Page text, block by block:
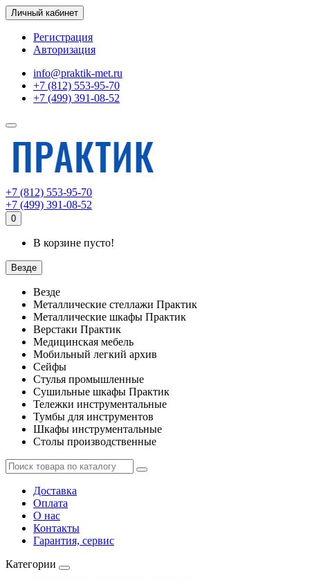
Личный кабинет
Регистрация
Авторизация
info@praktik-met.ru
+7 (812) 553-95-70
+7 (499) 391-08-52
+7 (812) 553-95-70
+7 (499) 391-08-52
0
В корзине пусто!
Везде
Везде
Металлические стеллажи Практик
Металлические шкафы Практик
Верстаки Практик
Медицинская мебель
Мобильный легкий архив
Сейфы
Стулья промышленные
Сушильные шкафы Практик
Тележки инструментальные
Тумбы для инструментов
Шкафы инструментальные
Столы производственные
Доставка
Оплата
О нас
Контакты
Гарантия, сервис
Категории